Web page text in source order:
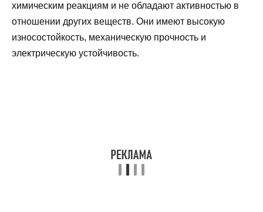
химическим реакциям и не обладают активностью в
отношении других веществ. Они имеют высокую
износостойкость, механическую прочность и
электрическую устойчивость.